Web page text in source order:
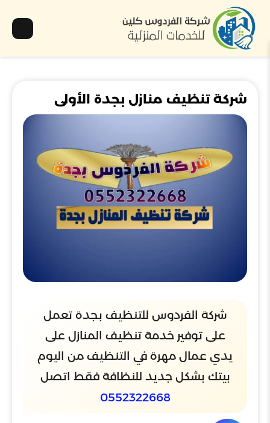
شركة تنظيف منازل بجدة الأولى
شركة الفردوس للتنظيف بجدة تعمل
على توفير خدمة تنظيف المنازل على
يدي عمال مهرة في التنظيف من اليوم
بيتك بشكل جديد للنظافة فقط اتصل
0552322668